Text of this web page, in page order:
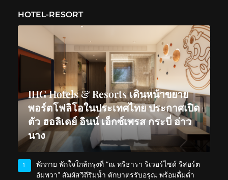
HOTEL-RESORT
IHG Hotels & Resorts เดินหน้าขยาย
พอร์ตโฟลิโอในประเทศไทย ประกาศเปิด
ตัว ฮอลิเดย์ อินน์ เอ็กซ์เพรส กระบี่ อ่าว
นาง
1
พักกาย พักใจใกล้กรุงที่ “ณ ทรีธารา ริเวอร์ไซด์ รีสอร์ต
อัมพวา” สัมผัสวิถีริมน้ำ ตักบาตรรับอรุณ พร้อมดื่มด่ำ